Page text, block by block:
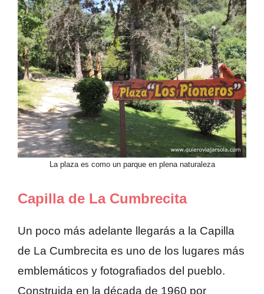
La plaza es como un parque en plena naturaleza
Capilla de La Cumbrecita
Un poco más adelante llegarás a la Capilla
de La Cumbrecita es uno de los lugares más
emblemáticos y fotografiados del pueblo.
Construida en la década de 1960 por